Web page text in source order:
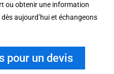
ou obtenir une information
aujourd’hui et échangeons
pour un devis